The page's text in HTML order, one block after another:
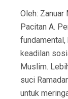
Oleh: Zanuar
Pacitan A.
fundamental,
keadilan
Muslim.
suci
untuk